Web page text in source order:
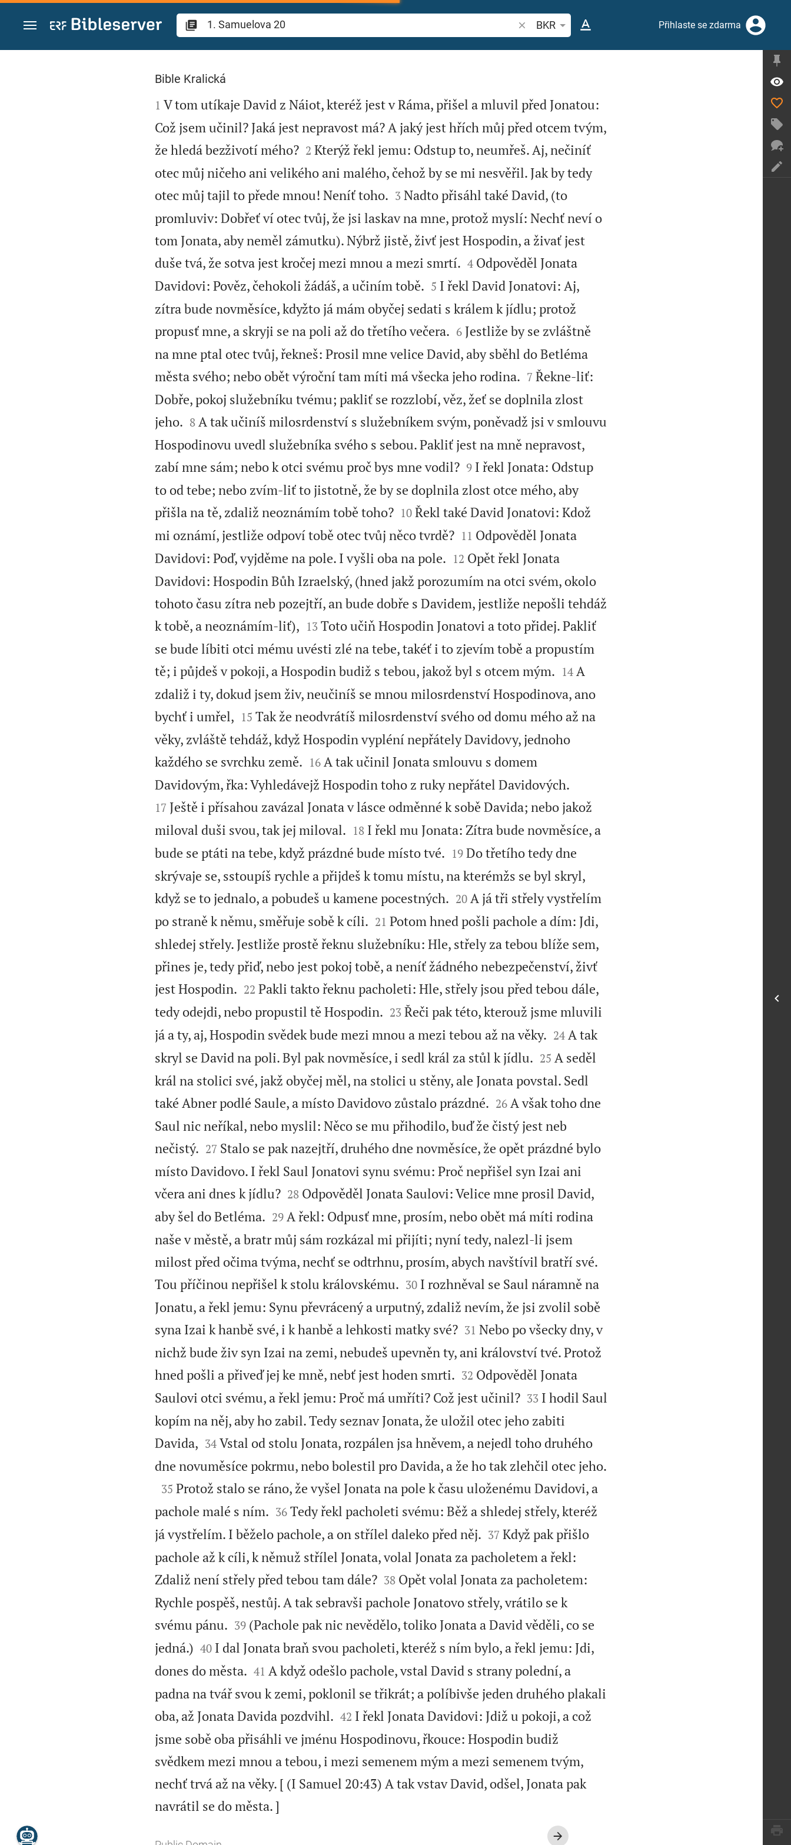
Přejít na obsah
Vyhledat biblický verš nebo slovo
BKR Přihlaste se zdarma
1. Samuelova 20
Bible Kralická

1 V tom utíkaje David z Náiot, kteréž jest v Ráma, přišel a mluvil před Jonatou:
Což jsem učinil? Jaká jest nepravost má? A jaký jest hřích můj před otcem tvým,
že hledá bezživotí mého?
2 Kterýž řekl jemu: Odstup to, neumřeš. Aj, nečiníť
otec můj ničeho ani velikého ani malého, čehož by se mi nesvěřil. Jak by tedy
otec můj tajil to přede mnou! Neníť toho.
3 Nadto přisáhl také David, (to
promluviv: Dobřeť ví otec tvůj, že jsi laskav na mne, protož myslí: Nechť neví o
tom Jonata, aby neměl zámutku). Nýbrž jistě, živť jest Hospodin, a živať jest
duše tvá, že sotva jest kročej mezi mnou a mezi smrtí.
4 Odpověděl Jonata
Davidovi: Pověz, čehokoli žádáš, a učiním tobě.
5 I řekl David Jonatovi: Aj,
zítra bude novměsíce, kdyžto já mám obyčej sedati s králem k jídlu; protož
propusť mne, a skryji se na poli až do třetího večera.
6 Jestliže by se zvláštně
na mne ptal otec tvůj, řekneš: Prosil mne velice David, aby sběhl do Betléma
města svého; nebo obět výroční tam míti má všecka jeho rodina.
7 Řekne-liť:
Dobře, pokoj služebníku tvému; pakliť se rozzlobí, věz, žeť se doplnila zlost
jeho.
8 A tak učiníš milosrdenství s služebníkem svým, poněvadž jsi v smlouvu
Hospodinovu uvedl služebníka svého s sebou. Pakliť jest na mně nepravost,
zabí mne sám; nebo k otci svému proč bys mne vodil?
9 I řekl Jonata: Odstup
to od tebe; nebo zvím-liť to jistotně, že by se doplnila zlost otce mého, aby
přišla na tě, zdaliž neoznámím tobě toho?
10 Řekl také David Jonatovi: Kdož
mi oznámí, jestliže odpoví tobě otec tvůj něco tvrdě?
11 Odpověděl Jonata
Davidovi: Poď, vyjděme na pole. I vyšli oba na pole.
12 Opět řekl Jonata
Davidovi: Hospodin Bůh Izraelský, (hned jakž porozumím na otci svém, okolo
tohoto času zítra neb pozejtří, an bude dobře s Davidem, jestliže nepošli tehdáž
k tobě, a neoznámím-liť),
13 Toto učiň Hospodin Jonatovi a toto přidej. Pakliť
se bude líbiti otci mému uvésti zlé na tebe, takéť i to zjevím tobě a propustím
tě; i půjdeš v pokoji, a Hospodin budiž s tebou, jakož byl s otcem mým.
14 A
zdaliž i ty, dokud jsem živ, neučiníš se mnou milosrdenství Hospodinova, ano
bychť i umřel,
15 Tak že neodvrátíš milosrdenství svého od domu mého až na
věky, zvláště tehdáž, když Hospodin vypléní nepřátely Davidovy, jednoho
každého se svrchku země.
16 A tak učinil Jonata smlouvu s domem
Davidovým, řka: Vyhledávejž Hospodin toho z ruky nepřátel Davidových.
17 Ještě i přísahou zavázal Jonata v lásce odměnné k sobě Davida; nebo jakož
miloval duši svou, tak jej miloval.
18 I řekl mu Jonata: Zítra bude novměsíce, a
bude se ptáti na tebe, když prázdné bude místo tvé.
19 Do třetího tedy dne
skrývaje se, sstoupíš rychle a přijdeš k tomu místu, na kterémžs se byl skryl,
když se to jednalo, a pobudeš u kamene pocestných.
20 A já tři střely vystřelím
po straně k němu, směřuje sobě k cíli.
21 Potom hned pošli pachole a dím: Jdi,
shledej střely. Jestliže prostě řeknu služebníku: Hle, střely za tebou blíže sem,
přines je, tedy přiď, nebo jest pokoj tobě, a neníť žádného nebezpečenství, živť
jest Hospodin.
22 Pakli takto řeknu pacholeti: Hle, střely jsou před tebou dále,
tedy odejdi, nebo propustil tě Hospodin.
23 Řeči pak této, kterouž jsme mluvili
já a ty, aj, Hospodin svědek bude mezi mnou a mezi tebou až na věky.
24 A tak
skryl se David na poli. Byl pak novměsíce, i sedl král za stůl k jídlu.
25 A seděl
král na stolici své, jakž obyčej měl, na stolici u stěny, ale Jonata povstal. Sedl
také Abner podlé Saule, a místo Davidovo zůstalo prázdné.
26 A však toho dne
Saul nic neříkal, nebo myslil: Něco se mu přihodilo, buď že čistý jest neb
nečistý.
27 Stalo se pak nazejtří, druhého dne novměsíce, že opět prázdné bylo
místo Davidovo. I řekl Saul Jonatovi synu svému: Proč nepřišel syn Izai ani
včera ani dnes k jídlu?
28 Odpověděl Jonata Saulovi: Velice mne prosil David,
aby šel do Betléma.
29 A řekl: Odpusť mne, prosím, nebo obět má míti rodina
naše v městě, a bratr můj sám rozkázal mi přijíti; nyní tedy, nalezl-li jsem
milost před očima tvýma, nechť se odtrhnu, prosím, abych navštívil bratří své.
Tou příčinou nepřišel k stolu královskému.
30 I rozhněval se Saul náramně na
Jonatu, a řekl jemu: Synu převrácený a urputný, zdaliž nevím, že jsi zvolil sobě
syna Izai k hanbě své, i k hanbě a lehkosti matky své?
31 Nebo po všecky dny, v
nichž bude živ syn Izai na zemi, nebudeš upevněn ty, ani království tvé. Protož
hned pošli a přiveď jej ke mně, nebť jest hoden smrti.
32 Odpověděl Jonata
Saulovi otci svému, a řekl jemu: Proč má umříti? Což jest učinil?
33 I hodil Saul
kopím na něj, aby ho zabil. Tedy seznav Jonata, že uložil otec jeho zabiti
Davida,
34 Vstal od stolu Jonata, rozpálen jsa hněvem, a nejedl toho druhého
dne novuměsíce pokrmu, nebo bolestil pro Davida, a že ho tak zlehčil otec jeho.

35 Protož stalo se ráno, že vyšel Jonata na pole k času uloženému Davidovi, a
pachole malé s ním.
36 Tedy řekl pacholeti svému: Běž a shledej střely, kteréž
já vystřelím. I běželo pachole, a on střílel daleko před něj.
37 Když pak přišlo
pachole až k cíli, k němuž střílel Jonata, volal Jonata za pacholetem a řekl:
Zdaliž není střely před tebou tam dále?
38 Opět volal Jonata za pacholetem:
Rychle pospěš, nestůj. A tak sebravši pachole Jonatovo střely, vrátilo se k
svému pánu.
39 (Pachole pak nic nevědělo, toliko Jonata a David věděli, co se
jedná.)
40 I dal Jonata braň svou pacholeti, kteréž s ním bylo, a řekl jemu: Jdi,
dones do města.
41 A když odešlo pachole, vstal David s strany polední, a
padna na tvář svou k zemi, poklonil se třikrát; a políbivše jeden druhého plakali
oba, až Jonata Davida pozdvihl.
42 I řekl Jonata Davidovi: Jdiž u pokoji, a což
jsme sobě oba přisáhli ve jménu Hospodinovu, řkouce: Hospodin budiž
svědkem mezi mnou a tebou, i mezi semenem mým a mezi semenem tvým,
nechť trvá až na věky. [ (I Samuel 20:43) A tak vstav David, odšel, Jonata pak
navrátil se do města. ]